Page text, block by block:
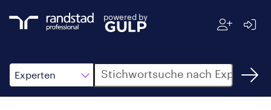
powered by
Experten
Suche